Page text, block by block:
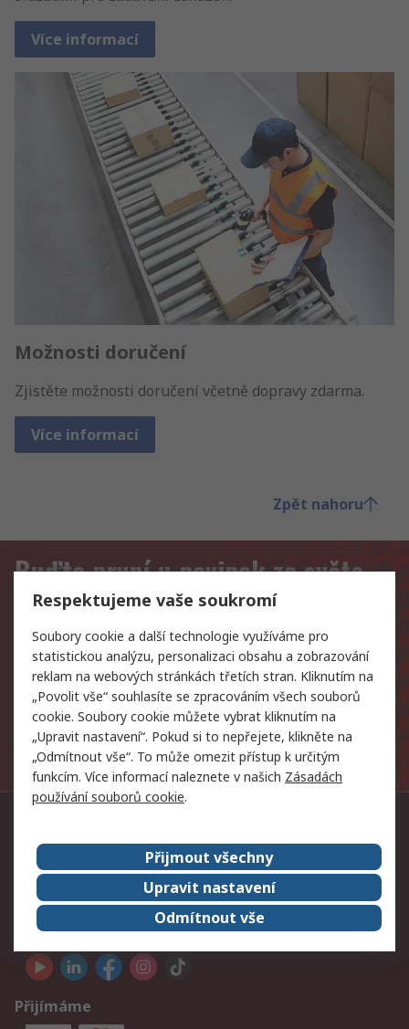
Více informací
Možnosti doručení
Zjistěte možnosti doručení včetně dopravy zdarma.
Více informací
Zpět nahoru
Buďte první u novinek ze světa
RS
Váš e-mail
Přihlásit
Osobní údaje, které nám poskytnete při registraci do
mailing listu, budou zpracovány v souladu s našimi
Zásadami ochrany
osobních údajů.
info@rscomponents.cz
Sledujte nás
Přijímáme
Respektujeme vaše soukromí
Soubory cookie a další technologie využíváme pro
statistickou analýzu, personalizaci obsahu a zobrazování
reklam na webových stránkách třetích stran. Kliknutím na
„Povolit vše“ souhlasíte se zpracováním všech souborů
cookie. Soubory cookie můžete vybrat kliknutím na
„Upravit nastavení“. Pokud si to nepřejete, klikněte na
„Odmítnout vše“. To může omezit přístup k určitým
funkcím. Více informací naleznete v našich Zásadách
používání souborů cookie.
Přijmout všechny
Upravit nastavení
Odmítnout vše